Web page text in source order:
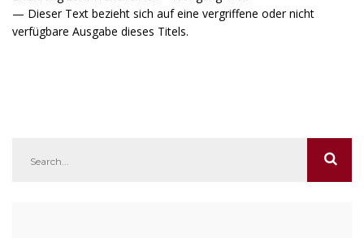
— Dieser Text bezieht sich auf eine vergriffene oder nicht
verfügbare Ausgabe dieses Titels.